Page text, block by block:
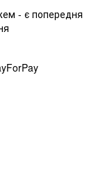
- є попередня